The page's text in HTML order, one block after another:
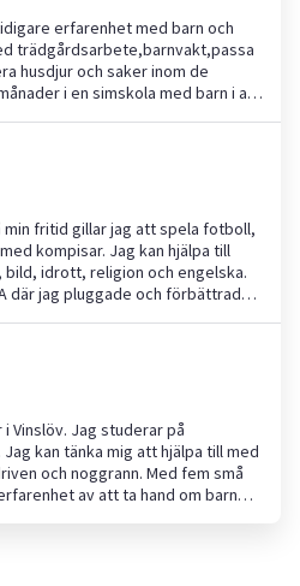
erfarenhet med barn och
trädgårdsarbete,barnvakt,passa
husdjur och saker inom de
i en simskola med barn i alla
jag hela mitt liv har haft katter och
ser framimåt att börja jobba,
min fritid gillar jag att spela fotboll,
kompisar. Jag kan hjälpa till
idrott, religion och engelska.
där jag pluggade och förbättrade
och har erfarenhet från
hjälper jag gärna till som
Vinslöv. Jag studerar på
kan tänka mig att hjälpa till med
och noggrann. Med fem små
av att ta hand om barn